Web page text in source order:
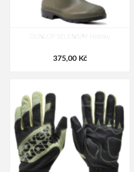
DUNLOP SELENIUM Holínky
375,00 Kč